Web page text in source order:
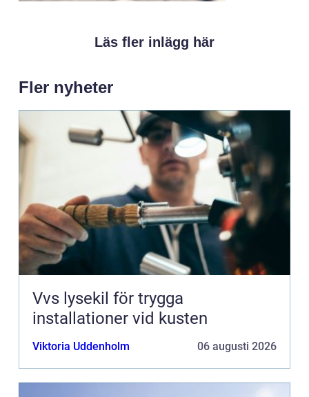
Läs fler inlägg här
Fler nyheter
Vvs lysekil för trygga
installationer vid kusten
Viktoria Uddenholm 06 augusti 2026